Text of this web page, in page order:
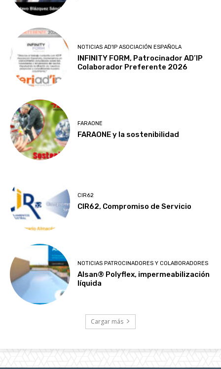
NOTICIAS AD'IP ASOCIACIÓN ESPAÑOLA
INFINITY FORM, Patrocinador AD’IP
Colaborador Preferente 2026
FARAONE
FARAONE y la sostenibilidad
CIR62
CIR62, Compromiso de Servicio
NOTICIAS PATROCINADORES Y COLABORADORES
Alsan® Polyflex, impermeabilización
líquida
Cargar más